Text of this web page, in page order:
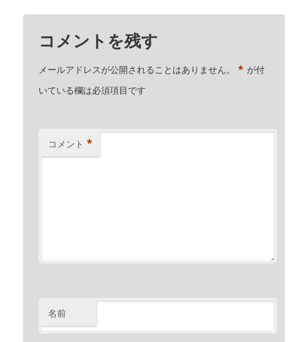
コメントを残す
メールアドレスが公開されることはありません。 * が付
いている欄は必須項目です
コメント *
名前